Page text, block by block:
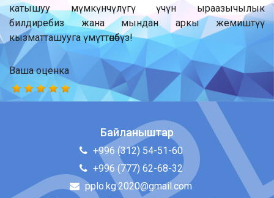
катышуу мүмкүнчүлүгү үчүн ыраазычылык
билдиребиз жана мындан аркы жемиштүү
кызматташууга үмүттөнөбүз!
Ваша оценка
Байланыштар
+996 (312) 54-51-60
+996 (777) 62-68-32
pplo.kg.2020@gmail.com